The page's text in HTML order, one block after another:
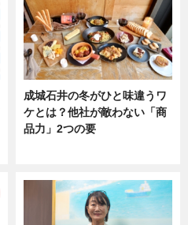
成城石井の冬がひと味違うワ
ケとは？他社が敵わない「商
品力」2つの要